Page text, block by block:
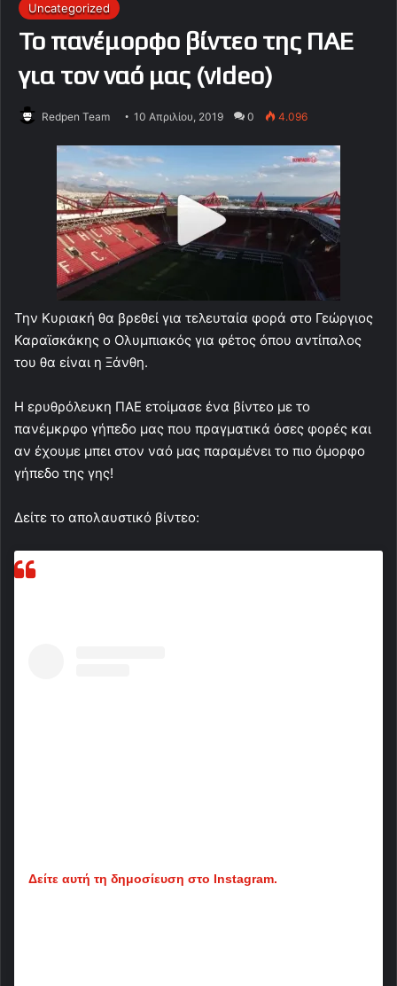
Uncategorized
Το πανέμορφο βίντεο της ΠΑΕ
για τον ναό μας (video)
Redpen Team 10 Απριλίου, 2019 0 4.096
Την Κυριακή θα βρεθεί για τελευταία φορά στο Γεώργιος
Καραϊσκάκης ο Ολυμπιακός για φέτος όπου αντίπαλος
του θα είναι η Ξάνθη.
Η ερυθρόλευκη ΠΑΕ ετοίμασε ένα βίντεο με το
πανέμκρφο γήπεδο μας που πραγματικά όσες φορές και
αν έχουμε μπει στον ναό μας παραμένει το πιο όμορφο
γήπεδο της γης!
Δείτε το απολαυστικό βίντεο:
Δείτε αυτή τη δημοσίευση στο Instagram.